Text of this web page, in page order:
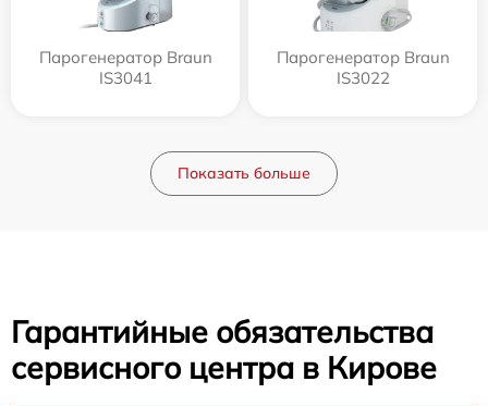
Парогенератор Braun
IS3041
Парогенератор Braun
IS3022
Показать больше
Гарантийные обязательства
сервисного центра в Кирове